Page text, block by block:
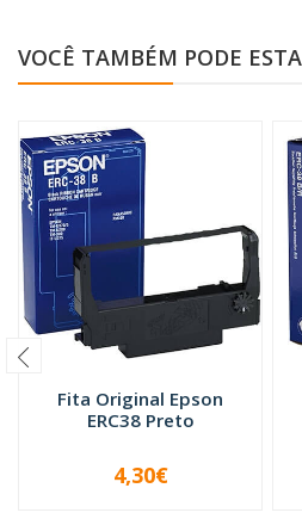
VOCÊ TAMBÉM PODE
Fita Original Epson
ERC38 Preto
+
4,30€